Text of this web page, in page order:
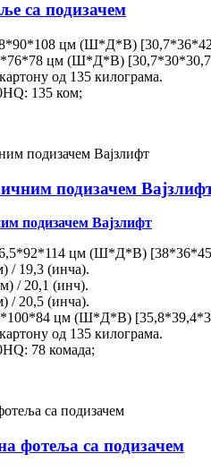
са подизачем
цм (Ш*Д*В)
цм (Ш*Д*В)
од 135 килограма.
135 ком;
подизачем
подизачем Вајзлифт
цм (Ш*Д*В)
/ 19,3 (инча).
/ 20,1 (инч).
/ 20,5 (инча).
цм (Ш*Д*В)
од 135 килограма.
78 комада;
фотеља са подизачем